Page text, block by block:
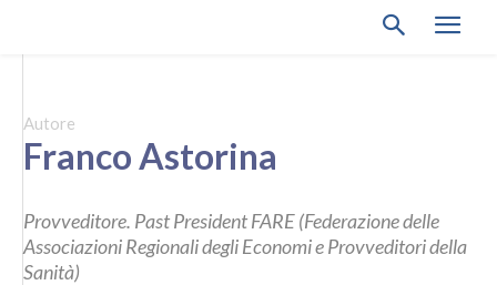
Autore
Franco Astorina
Provveditore. Past President FARE (Federazione delle
Associazioni Regionali degli Economi e Provveditori della
Sanità)